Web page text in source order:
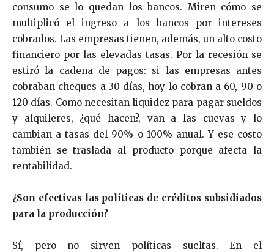
consumo se lo quedan los bancos. Miren cómo se
multiplicó el ingreso a los bancos por intereses
cobrados. Las empresas tienen, además, un alto costo
financiero por las elevadas tasas. Por la recesión se
estiró la cadena de pagos: si las empresas antes
cobraban cheques a 30 días, hoy lo cobran a 60, 90 o
120 días. Como necesitan liquidez para pagar sueldos
y alquileres, ¿qué hacen?, van a las cuevas y lo
cambian a tasas del 90% o 100% anual. Y ese costo
también se traslada al producto porque afecta la
rentabilidad.
¿Son efectivas las políticas de créditos subsidiados
para la producción?
Sí, pero no sirven políticas sueltas. En el